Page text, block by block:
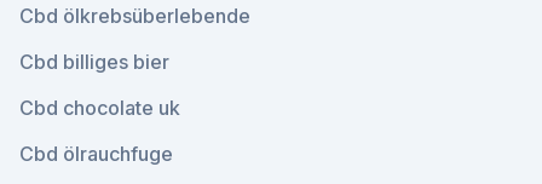
Cbd ölkrebsüberlebende
Cbd billiges bier
Cbd chocolate uk
Cbd ölrauchfuge